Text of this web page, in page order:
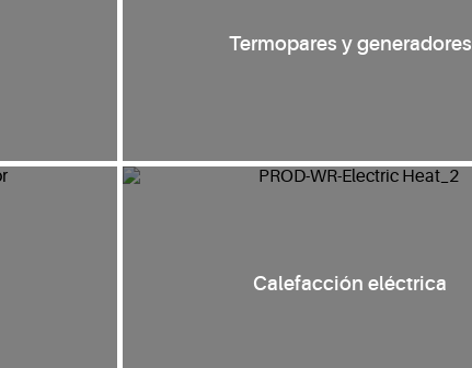
Termopares y generadores
Calefacción eléctrica